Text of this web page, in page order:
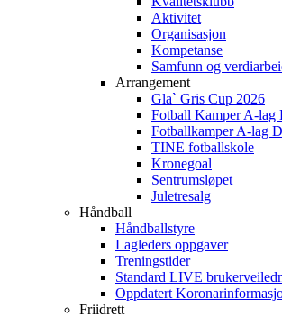
Aktivitet
Organisasjon
Kompetanse
Samfunn og
Arrangement
Gla` Gris Cup 2026
Fotball Kamper A-lag
Fotballkamper A-lag
TINE fotballskole
Kronegoal
Sentrumsløpet
Juletresalg
Håndball
Håndballstyre
Lagleders oppgaver
Treningstider
Standard LIVE
Oppdatert
Friidrett